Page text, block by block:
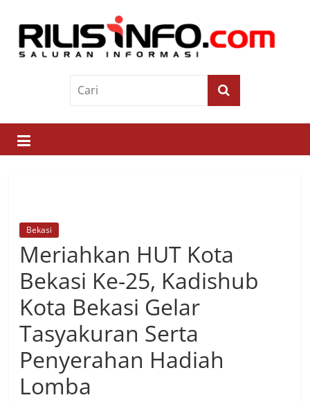
contentRilis
Saluran
Informasi
Bekasi
Meriahkan HUT Kota
Bekasi Ke-25, Kadishub
Kota Bekasi Gelar
Tasyakuran Serta
Penyerahan Hadiah
Lomba